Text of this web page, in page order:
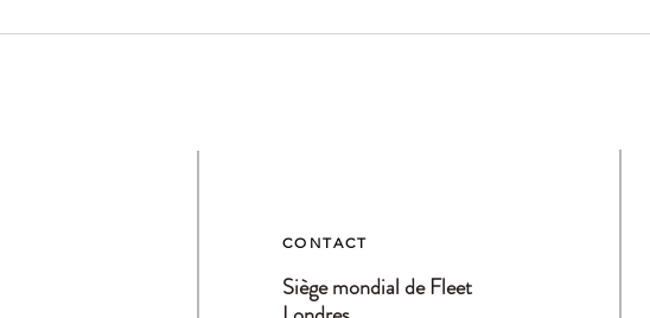
impact
CONTACT
Siège mondial de Fleet